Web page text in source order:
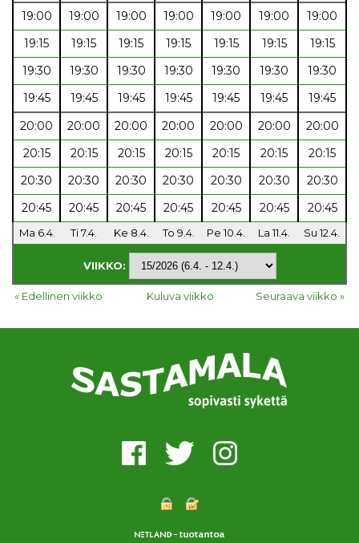
19:00
19:00 19:00 19:00 19:00 19:00
19:00
19:15
19:15 19:15 19:15 19:15 19:15
19:15
19:30
19:30 19:30 19:30 19:30 19:30
19:30
19:45
19:45 19:45 19:45 19:45 19:45
19:45
20:00
20:00 20:00 20:00 20:00 20:00
20:00
20:15
20:15 20:15 20:15 20:15 20:15
20:15
20:30
20:30 20:30 20:30 20:30 20:30
20:30
20:45
20:45 20:45 20:45 20:45 20:45 20:45
Ma 6.4. Ti 7.4. Ke 8.4. To 9.4. Pe 10.4. La 11.4. Su 12.4.
VIIKKO:
« Edellinen viikko Kuluva viikko Seuraava viikko »